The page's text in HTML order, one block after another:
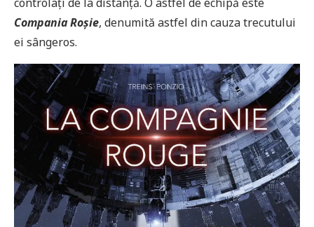
Compania Roșie, denumită astfel din cauza trecutului
ei sângeros.